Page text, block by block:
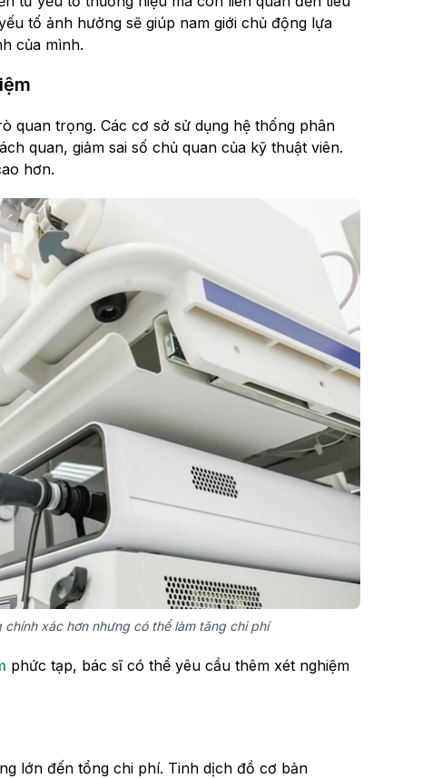
tố ảnh hưởng sẽ giúp nam giới chủ động lựa
của mình.
quan trọng. Các cơ sở sử dụng hệ thống phân
quan, giảm sai số chủ quan của kỹ thuật viên.
hơn.
xác hơn nhưng có thể làm tăng chi phí
phức tạp, bác sĩ có thể yêu cầu thêm xét nghiệm
lớn đến tổng chi phí. Tinh dịch đồ cơ bản